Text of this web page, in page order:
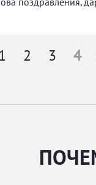
поздравления,
1 2 3 4